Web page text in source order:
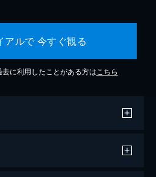
アルで 今すぐ観る
に利用したことがある方は こちら